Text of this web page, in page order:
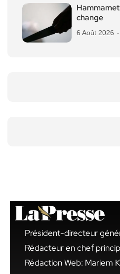
change
6 Août 2026
Président-directeur
Rédacteur en chef
Rédaction Web: Mariem